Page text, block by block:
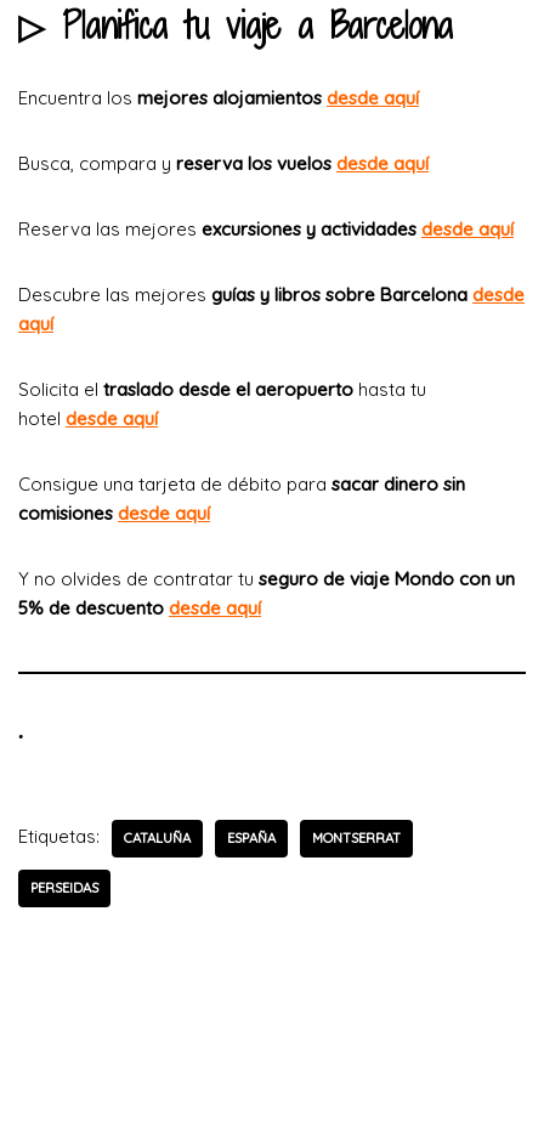
▷ Planifica tu viaje a Barcelona
Encuentra los mejores alojamientos desde aquí
Busca, compara y reserva los vuelos desde aquí
Reserva las mejores excursiones y actividades desde aquí
Descubre las mejores guías y libros sobre Barcelona desde
aquí
Solicita el traslado desde el aeropuerto hasta tu
hotel desde aquí
Consigue una tarjeta de débito para sacar dinero sin
comisiones desde aquí
Y no olvides de contratar tu seguro de viaje Mondo con un
5% de descuento desde aquí
.
Etiquetas: CATALUÑA ESPAÑA MONTSERRAT
PERSEIDAS